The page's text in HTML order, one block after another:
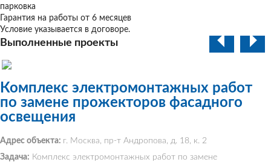
парковка
Гарантия на работы от 6 месяцев
Условие указывается в договоре.
Выполненные проекты
Комплекс электромонтажных работ
по замене прожекторов фасадного
освещения
Адрес объекта: г. Москва, пр-т Андропова, д. 18, к. 2
Задача: Комплекс электромонтажных работ по замене